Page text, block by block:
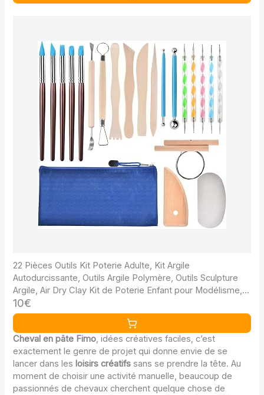
22 Pièces Outils Kit Poterie Adulte, Kit Argile
Autodurcissante, Outils Argile Polymère, Outils Sculpture
Argile, Air Dry Clay Kit de Poterie Enfant pour Modélisme,
Sculpture, Débutants
10€
Cheval en pâte Fimo, idées créatives faciles, c’est
exactement le genre de projet qui donne envie de se
lancer dans les loisirs créatifs sans se prendre la tête. Au
moment de choisir une activité manuelle, beaucoup de
passionnés de chevaux cherchent quelque chose de